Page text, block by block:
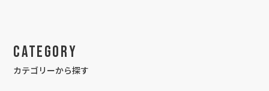
Category
カテゴリーから探す